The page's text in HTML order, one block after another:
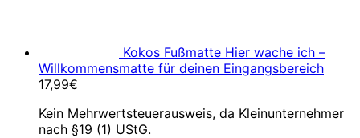
Kokos Fußmatte Hier wache ich –
Willkommensmatte für deinen Eingangsbereich
17,99€
Kein Mehrwertsteuerausweis, da Kleinunternehmer
nach §19 (1) UStG.